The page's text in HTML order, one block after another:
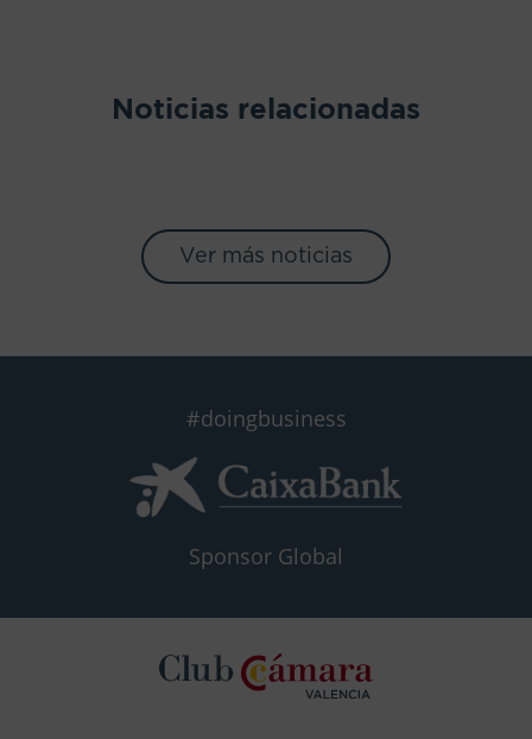
Noticias relacionadas
Ver más noticias
#doingbusiness
Sponsor Global